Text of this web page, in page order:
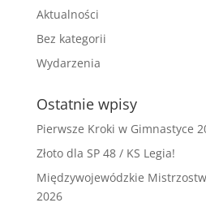
Aktualności
Bez kategorii
Wydarzenia
Ostatnie wpisy
Pierwsze Kroki w Gimnastyce
Złoto dla SP 48 / KS Legia!
Międzywojewódzkie
2026